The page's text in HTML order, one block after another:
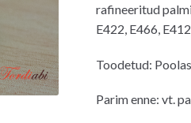
rafineeritud
E422, E466,
Toodetud: Poolas
Parim enne: vt.